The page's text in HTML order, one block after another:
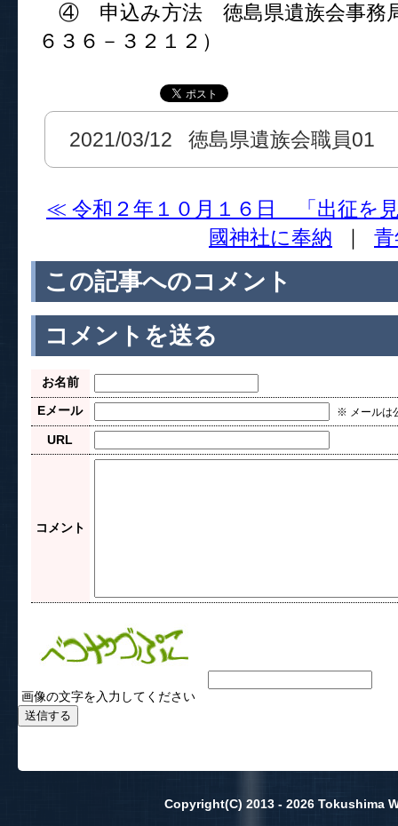
④ 申込み方法 徳島県遺族会事務
６３６－３２１２）
2021/03/12 徳島県遺族会職員01
≪ 令和２年１０月１６日 「出征を
國神社に奉納 ｜
この記事へのコメント
コメントを送る
お名前
Eメール
※ メールは
URL
コメント
画像の文字を入力してください
Copyright(C) 2013 - 2026 Tokushima